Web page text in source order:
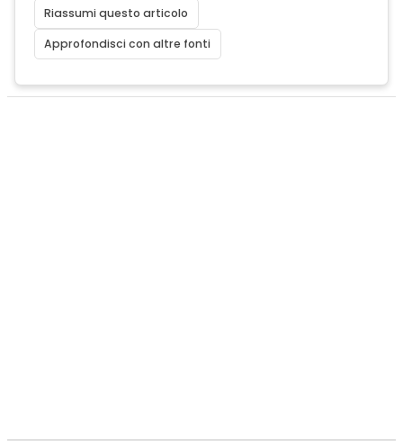
Riassumi questo articolo
Approfondisci con altre fonti